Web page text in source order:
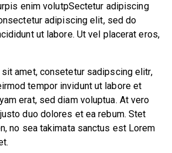
enim volutpSectetur adipiscing
adipiscing elit, sed do
ut labore. Ut vel placerat eros,
amet, consetetur sadipscing elitr,
tempor invidunt ut labore et
erat, sed diam voluptua. At vero
duo dolores et ea rebum. Stet
no sea takimata sanctus est Lorem